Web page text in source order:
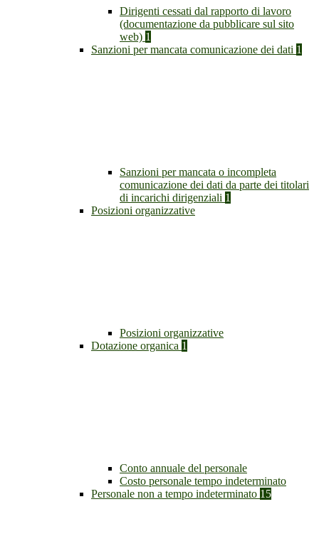
Dirigenti cessati dal rapporto di lavoro
(documentazione da pubblicare sul sito
web) 1
Sanzioni per mancata comunicazione dei dati 1
Sanzioni per mancata o incompleta
comunicazione dei dati da parte dei titolari
di incarichi dirigenziali 1
Posizioni organizzative
Posizioni organizzative
Dotazione organica 1
Conto annuale del personale
Costo personale tempo indeterminato
Personale non a tempo indeterminato 15